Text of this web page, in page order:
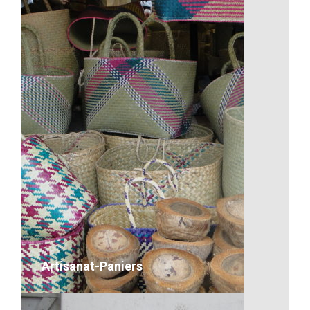
L’entraide, une valeur
Description
VOIR LE DÉTAIL
Artisanat-Paniers